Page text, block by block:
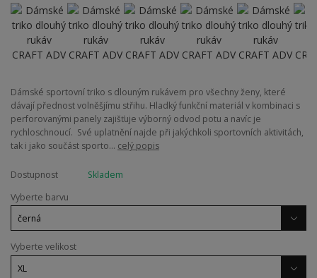
Dámské sportovní triko s dlouným rukávem pro všechny ženy, které
dávají přednost volněšjímu střihu. Hladký funkční materiál v kombinaci s
perforovanými panely zajišťuje výborný odvod potu a navíc je
rychloschnoucí. Své uplatnění najde při jakýchkoli sportovních aktivitách,
tak i jako součást sporto... celý popis
Dostupnost
Skladem
Vyberte barvu
Vyberte velikost